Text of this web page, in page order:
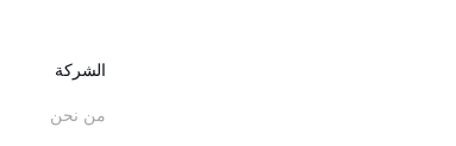
الشركة
من نحن